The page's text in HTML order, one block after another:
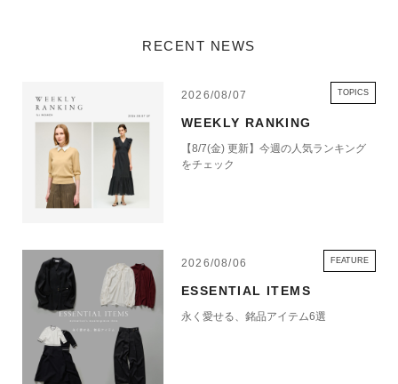
RECENT NEWS
2026/08/07 TOPICS
WEEKLY RANKING
【8/7(金) 更新】今週の人気ランキング
をチェック
2026/08/06 FEATURE
ESSENTIAL ITEMS
永く愛せる、銘品アイテム6選